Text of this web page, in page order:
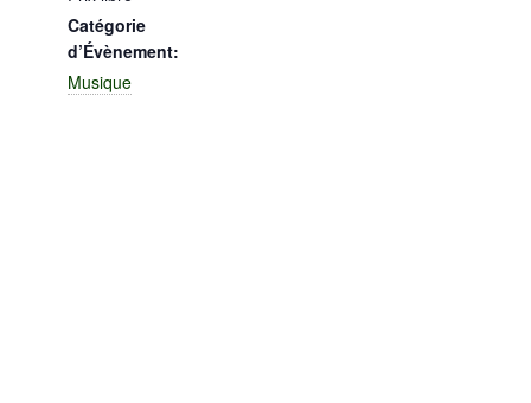
Catégorie
d’Évènement:
Musique